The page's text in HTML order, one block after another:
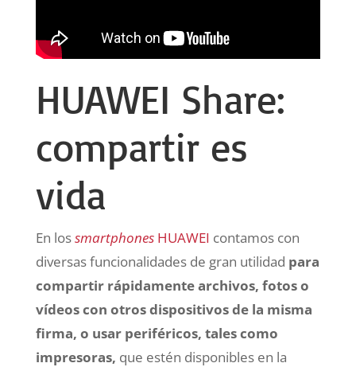
HUAWEI Share:
compartir es
vida
En lossmartphonesHUAWEI contamos con
diversas funcionalidades de gran utilidad para
compartir rápidamente archivos, fotos o
vídeos con otros dispositivos de la misma
firma, o usar periféricos, tales como
impresoras, que estén disponibles en la